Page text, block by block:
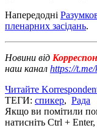
Напередодні
пленарних засідань.
Новини від
наш канал https://
Читайте
ТЕГИ: спикер, Рада
Якщо ви помітили
натисніть Ctrl +